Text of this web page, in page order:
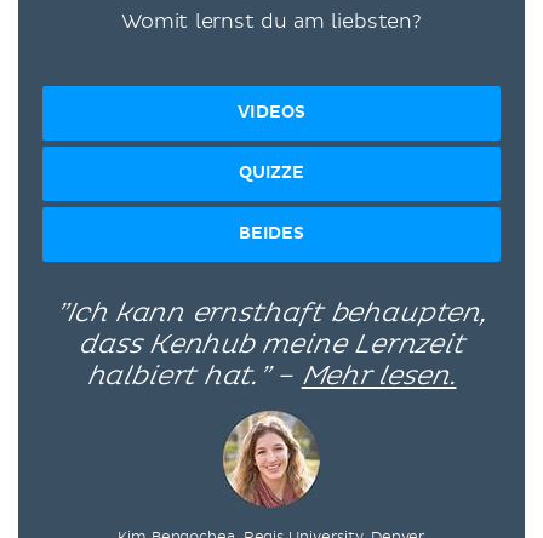
Womit lernst du am liebsten?
VIDEOS
QUIZZE
BEIDES
”Ich kann ernsthaft behaupten,
dass Kenhub meine Lernzeit
halbiert hat.” – Mehr lesen.